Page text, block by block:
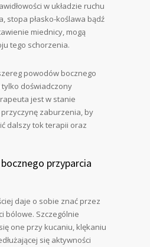
w układzie ruchu
stopa płasko-koślawa bądź
miednicy, mogą
tego schorzenia.
powodów bocznego
doświadczony
jest w stanie
zaburzenia, by
dalszy tok terapii oraz
przyparcia
daje o sobie znać przez
bólowe. Szczególnie
one przy kucaniu, klękaniu
się aktywności